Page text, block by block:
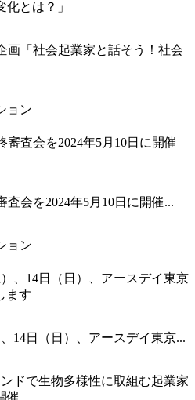
画「社会起業家と話そう！社会
ョン
査会を2024年5月10日に開催...
ョン
14日（日）、アースデイ東京...